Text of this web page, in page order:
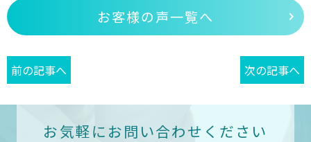
お客様の声一覧へ
前の記事へ 次の記事へ
お気軽にお問い合わせください